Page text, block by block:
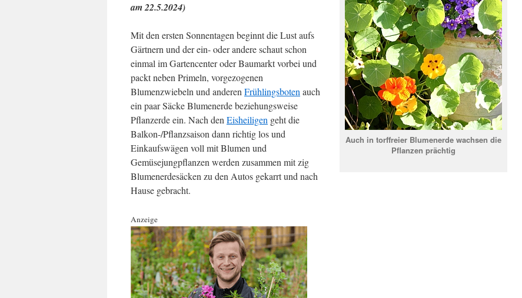
Auch in torffreier Blumenerde wachsen die
Pflanzen prächtig
am 22.5.2024)
Mit den ersten Sonnentagen beginnt die Lust aufs
Gärtnern und der ein- oder andere schaut schon
einmal im Gartencenter oder Baumarkt vorbei und
packt neben Primeln, vorgezogenen
Blumenzwiebeln und anderen Frühlingsboten auch
ein paar Säcke Blumenerde beziehungsweise
Pflanzerde ein. Nach den Eisheiligen geht die
Balkon-/Pflanzsaison dann richtig los und
Einkaufswägen voll mit Blumen und
Gemüsejungpflanzen werden zusammen mit zig
Blumenerdesäcken zu den Autos gekarrt und nach
Hause gebracht.
Anzeige